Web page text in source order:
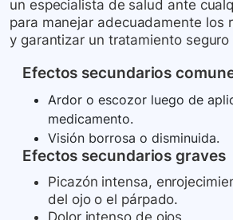
un especialista de salud ante
para manejar adecuadamente los
y garantizar un tratamiento seguro
Efectos secundarios
Ardor o escozor luego de
medicamento.
Visión borrosa o disminuida.
Efectos secundarios graves
Picazón intensa,
del ojo o el párpado.